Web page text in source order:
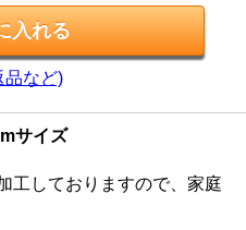
品など)
サイズ
工しておりますので、家庭